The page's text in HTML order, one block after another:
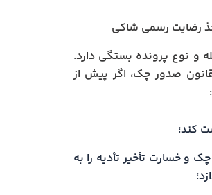
رضایت رسمی شاکی
و نوع پرونده بستگی دارد.
ماده ۱۲ قانون صدور چک، اگر پیش از
کند؛
و خسارت تأخیر تأدیه را به